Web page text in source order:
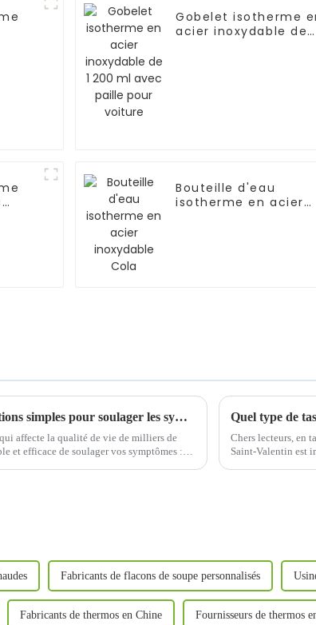
Gobelet isotherme
acier inoxydable de
Bouteille d'eau
isotherme en acier
Tasses thermos et insomnie : des solutions simples pour soulager les symptômes de l'insomnie
affecte la qualité de vie de milliers de
et efficace de soulager vos symptômes :…
Chers lecteurs, en
Saint-Valentin est
Fabricants de flacons de soupe personnalisés
Fabricants de thermos en Chine Fournisseurs de thermos